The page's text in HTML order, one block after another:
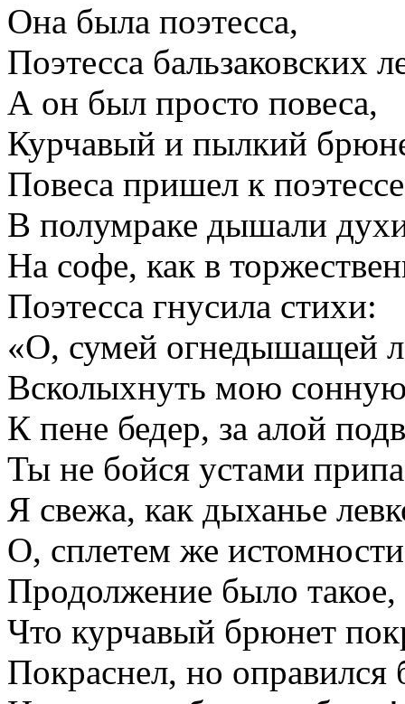
Она была поэтесса,
Поэтесса бальзаковских
А он был просто повеса,
Курчавый и пылкий
Повеса пришел к
В полумраке дышали
На софе, как в
Поэтесса гнусила стихи:
«О, сумей огнедышащей
Всколыхнуть мою сонную
К пене бедер, за алой
Ты не бойся устами
Я свежа, как дыханье
О, сплетем же
Продолжение было такое,
Что курчавый брюнет
Покраснел, но оправился